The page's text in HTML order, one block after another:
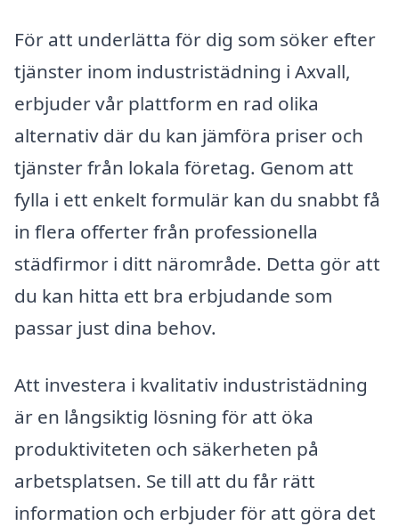
För att underlätta för dig som söker efter
tjänster inom industristädning i Axvall,
erbjuder vår plattform en rad olika
alternativ där du kan jämföra priser och
tjänster från lokala företag. Genom att
fylla i ett enkelt formulär kan du snabbt få
in flera offerter från professionella
städfirmor i ditt närområde. Detta gör att
du kan hitta ett bra erbjudande som
passar just dina behov.
Att investera i kvalitativ industristädning
är en långsiktig lösning för att öka
produktiviteten och säkerheten på
arbetsplatsen. Se till att du får rätt
information och erbjuder för att göra det